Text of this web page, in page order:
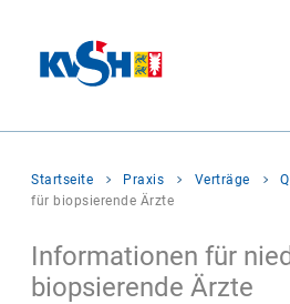
Sie
befinden
hier:
Startseite Praxis Verträge
für biopsierende Ärzte
Informationen für
biopsierende Ärzte